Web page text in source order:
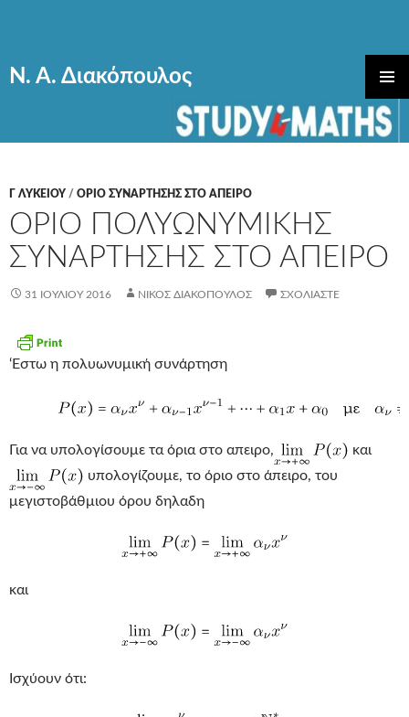
Ν. Α. Διακόπουλος
ΚΎΡΙΟ
ΜΕΝΟΎ
Γ ΛΥΚΕΊΟΥ / ΟΡΙΟ ΣΥΝΑΡΤΗΣΗΣ ΣΤΟ ΑΠΕΙΡΟ
ΟΡΙΟ ΠΟΛΥΩΝΥΜΙΚΗΣ
ΣΥΝΑΡΤΗΣΗΣ ΣΤΟ ΑΠΕΙΡΟ
31 ΙΟΥΛΊΟΥ 2016 ΝΊΚΟΣ ΔΙΑΚΌΠΟΥΛΟΣ ΣΧΟΛΙΆΣΤΕ
‘Εστω η πολυωνυμική συνάρτηση
Για να υπολογίσουμε τα όρια στο απειρο,
και
υπολογίζουμε, το όριο στο άπειρο, του
μεγιστοβάθμιου όρου δηλαδη
και
Ισχύoυν ότι: